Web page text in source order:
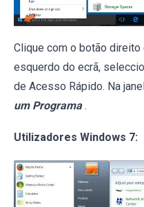
Clique com o botão
esquerdo do ecrã,
de Acesso Rápido. Na
um Programa .
Utilizadores Windows 7: